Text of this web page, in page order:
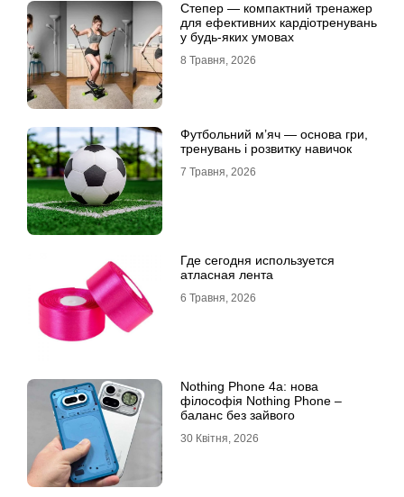
Степер — компактний тренажер
для ефективних кардіотренувань
у будь-яких умовах
8 Травня, 2026
Футбольний м’яч — основа гри,
тренувань і розвитку навичок
7 Травня, 2026
Где сегодня используется
атласная лента
6 Травня, 2026
Nothing Phone 4a: нова
філософія Nothing Phone –
баланс без зайвого
30 Квітня, 2026